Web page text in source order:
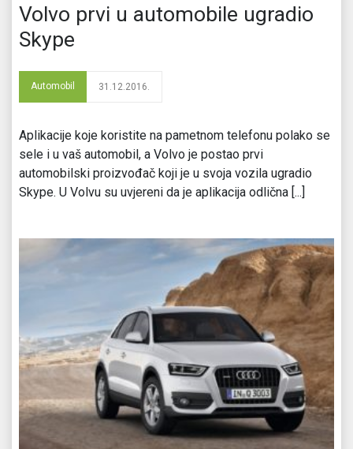
Volvo prvi u automobile ugradio
Skype
Automobil 31.12.2016.
Aplikacije koje koristite na pametnom telefonu polako se
sele i u vaš automobil, a Volvo je postao prvi
automobilski proizvođač koji je u svoja vozila ugradio
Skype. U Volvu su uvjereni da je aplikacija odlična [...]